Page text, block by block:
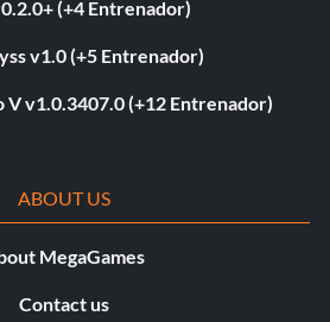
(+4 Entrenador)
v1.0 (+5 Entrenador)
v1.0.3407.0 (+12 Entrenador)
ABOUT US
MegaGames
Contact us